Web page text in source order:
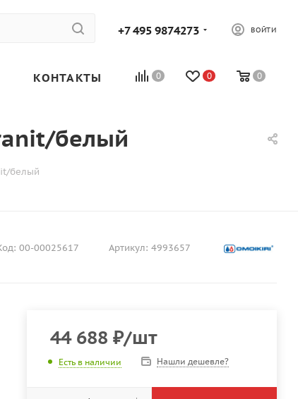
+7 495 9874273 ВОЙТИ
0 0 0
КОНТАКТЫ
белый
белый
00-00025617 Артикул: 4993657
44 688 ₽/шт
Есть в наличии Нашли дешевле?